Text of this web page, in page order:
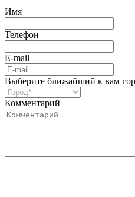
Имя
Телефон
E-mail
Выберите ближайший к вам
Комментарий